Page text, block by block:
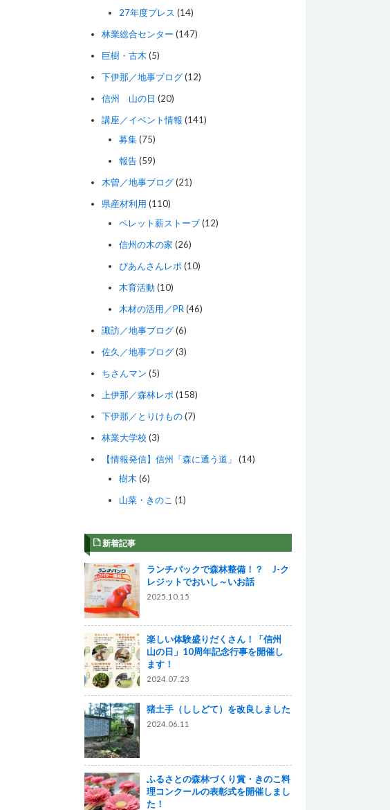
27年度プレス (14)
林業総合センター (147)
巨樹・古木 (5)
下伊那／地事ブログ(12)
信州 山の日 (20)
講座／イベント情報 (141)
募集(75)
報告(59)
木曽／地事ブログ(21)
県産材利用 (110)
ペレット薪ストーブ(12)
信州の木の家 (26)
ぴあんさんレポ (10)
木育活動(10)
木材の活用／PR (46)
諏訪／地事ブログ(6)
佐久／地事ブログ(3)
ちさんマン (5)
上伊那／森林レポ (158)
下伊那／とりけもの(7)
林業大学校 (3)
【情報発信】信州「森に通う道」
(14)
樹木 (6)
山菜・きのこ (1)
新着記事
ランチパックで森林整備！？ J-ク
レジットでおいし～いお話
2025.10.15
楽しい体験盛りだくさん！「信州
山の日」10周年記念行事を開催し
ます！
2024.07.23
猪土手（ししどて）を改良しました
2024.06.11
ふるさとの森林づくり賞・きのこ料
理コンクールの表彰式を開催しまし
た！